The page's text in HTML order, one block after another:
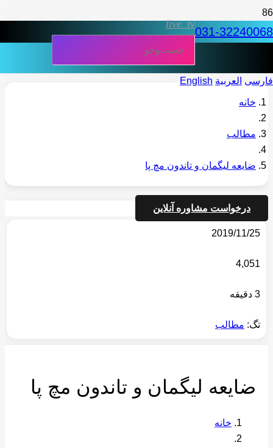
031-32240068
live_tv
فارسی العربية English
خانه
مطالب
ضایعه لیگمان و تاندون مچ پا
درخواست مشاوره آنلاین
2019/11/25
4,051
3 دقیقه
تگ: مطالب
ضایعه لیگمان و تاندون مچ پا
خانه